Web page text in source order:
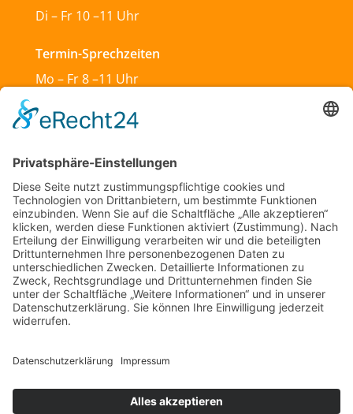
Di – Fr 10 –11 Uhr
Termin-Sprechzeiten
Mo – Fr 8 –11 Uhr
Mo & Do 13 –18 Uhr
Di 17:30 – 19:30 Uhr
Sa und So geschlossen